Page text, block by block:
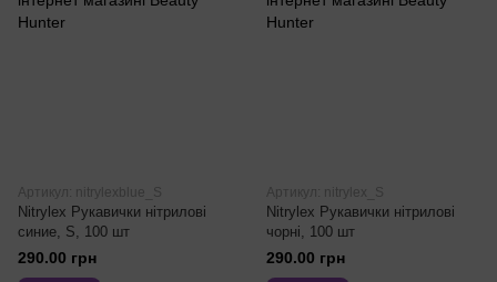
Артикул: nitrylexblue_S
Nitrylex Рукавички нітрилові
синие, S, 100 шт
290.00 грн
Артикул: nitrylex_S
Nitrylex Рукавички нітрилові
чорні, 100 шт
290.00 грн